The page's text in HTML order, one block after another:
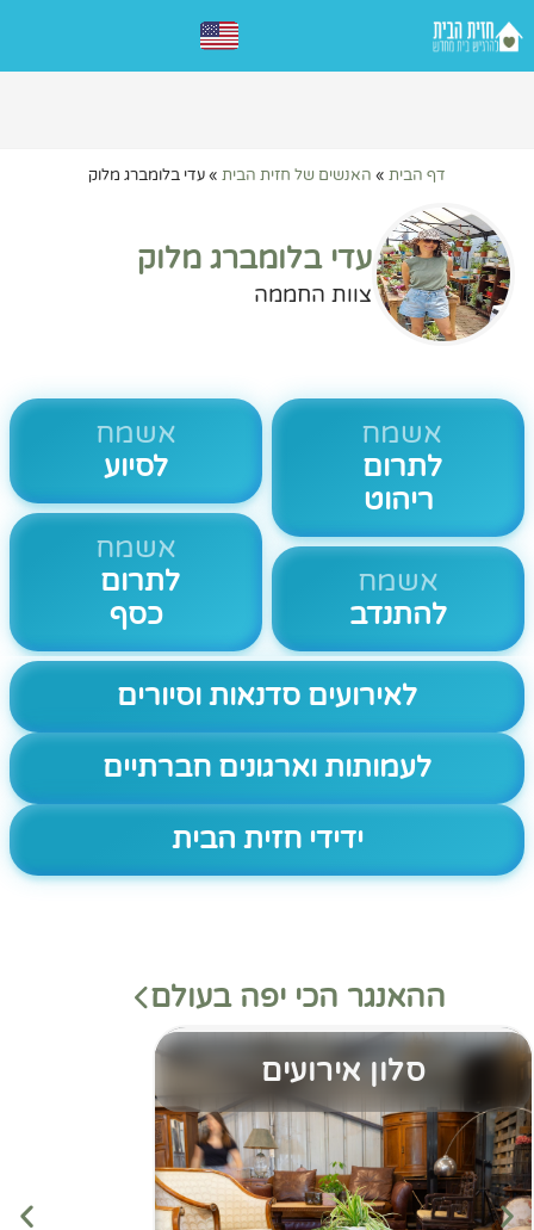
דף הבית » האנשים של חזית הבית »עדי בלומברג מלוק
עדי בלומברג מלוק
צוות החממה
אשמח
לתרום
ריהוט
אשמח
להתנדב
אשמח
לסיוע
אשמח
לתרום
כסף
לאירועים סדנאות וסיורים
לעמותות וארגונים חברתיים
ידידי חזית הבית
ההאנגר הכי יפה בעולם
סלון אירועים